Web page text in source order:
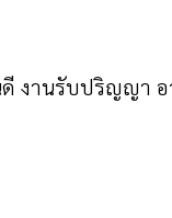
งานรับปริญญา